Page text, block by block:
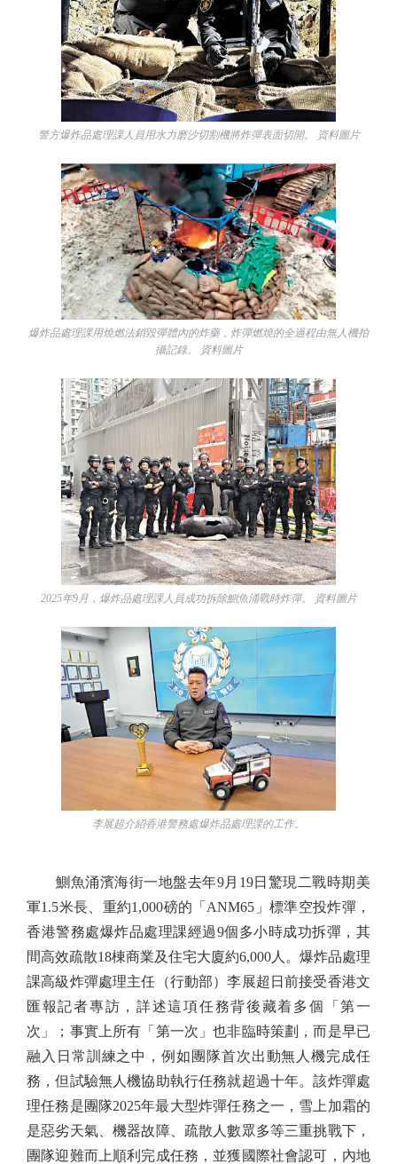
警方爆炸品處理課人員用水力磨沙切割機將炸彈表面切開。 資料圖片
爆炸品處理課用燒燃法銷毀彈體內的炸藥，炸彈燃燒的全過程由無人機拍
攝記錄。 資料圖片
2025年9月，爆炸品處理課人員成功拆除鰂魚涌戰時炸彈。 資料圖片
李展超介紹香港警務處爆炸品處理課的工作。
鰂魚涌濱海街一地盤去年9月19日驚現二戰時期美
軍1.5米長、重約1,000磅的「ANM65」標準空投炸彈，
香港警務處爆炸品處理課經過9個多小時成功拆彈，其
間高效疏散18棟商業及住宅大廈約6,000人。爆炸品處理
課高級炸彈處理主任（行動部）李展超日前接受香港文
匯報記者專訪，詳述這項任務背後藏着多個「第一
次」；事實上所有「第一次」也非臨時策劃，而是早已
融入日常訓練之中，例如團隊首次出動無人機完成任
務，但試驗無人機協助執行任務就超過十年。該炸彈處
理任務是團隊2025年最大型炸彈任務之一，雪上加霜的
是惡劣天氣、機器故障、疏散人數眾多等三重挑戰下，
團隊迎難而上順利完成任務，並獲國際社會認可，內地